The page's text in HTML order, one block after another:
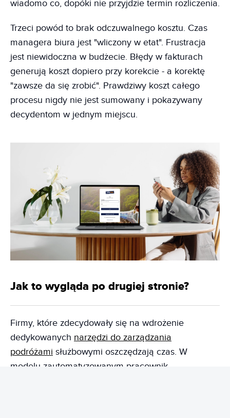
wiadomo co, dopóki nie przyjdzie termin rozliczenia.
Trzeci powód to brak odczuwalnego kosztu. Czas
managera biura jest "wliczony w etat". Frustracja
jest niewidoczna w budżecie. Błędy w fakturach
generują koszt dopiero przy korekcie - a korektę
"zawsze da się zrobić". Prawdziwy koszt całego
procesu nigdy nie jest sumowany i pokazywany
decydentom w jednym miejscu.
Jak to wygląda po drugiej stronie?
Firmy, które zdecydowały się na wdrożenie
dedykowanych narzędzi do zarządzania
podróżami służbowymi oszczędzają czas. W
modelu zautomatyzowanym pracownik